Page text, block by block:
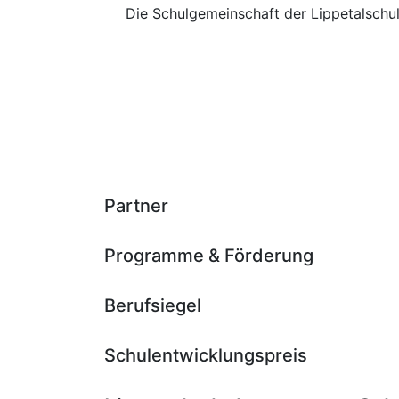
Die Schulgemeinschaft der
Partner
Programme & Förderung
Berufsiegel
Schulentwicklungspreis